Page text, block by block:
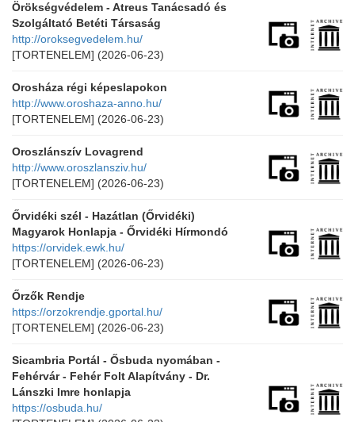
Örökségvédelem - Atreus Tanácsadó és
Szolgáltató Betéti Társaság
http://oroksegvedelem.hu/
[TORTENELEM] (2026-06-23)
Orosháza régi képeslapokon
http://www.oroshaza-anno.hu/
[TORTENELEM] (2026-06-23)
Oroszlánszív Lovagrend
http://www.oroszlansziv.hu/
[TORTENELEM] (2026-06-23)
Őrvidéki szél - Hazátlan (Őrvidéki)
Magyarok Honlapja - Őrvidéki Hírmondó
https://orvidek.ewk.hu/
[TORTENELEM] (2026-06-23)
Őrzők Rendje
https://orzokrendje.gportal.hu/
[TORTENELEM] (2026-06-23)
Sicambria Portál - Ősbuda nyomában -
Fehérvár - Fehér Folt Alapítvány - Dr.
Lánszki Imre honlapja
https://osbuda.hu/